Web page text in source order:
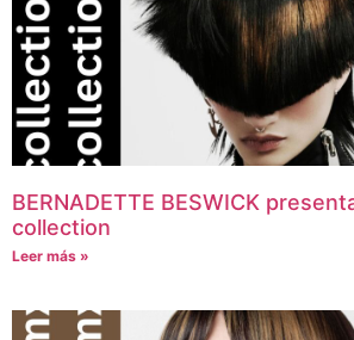
BERNADETTE BESWICK
collection
Leer más »